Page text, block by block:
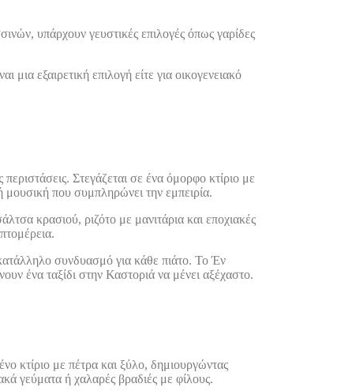
υπάρχουν γευστικές επιλογές όπως γαρίδες
εξαιρετική επιλογή είτε για οικογενειακό
περιστάσεις. Στεγάζεται σε ένα όμορφο κτίριο με
που συμπληρώνει την εμπειρία.
κρασιού, ριζότο με μανιτάρια και εποχιακές
συνδυασμό για κάθε πιάτο. Το Έν
ένα ταξίδι στην Καστοριά να μένει αξέχαστο.
κτίριο με πέτρα και ξύλο, δημιουργώντας
γεύματα ή χαλαρές βραδιές με φίλους.